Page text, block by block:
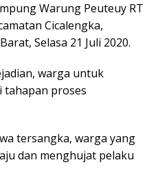
Warung Peuteuy RT
Cicalengka,
Selasa 21 Juli 2020.
warga untuk
tahapan proses
tersangka, warga yang
dan menghujat pelaku